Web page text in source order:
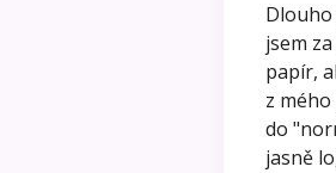
jsem
papír,
z
do
jasně